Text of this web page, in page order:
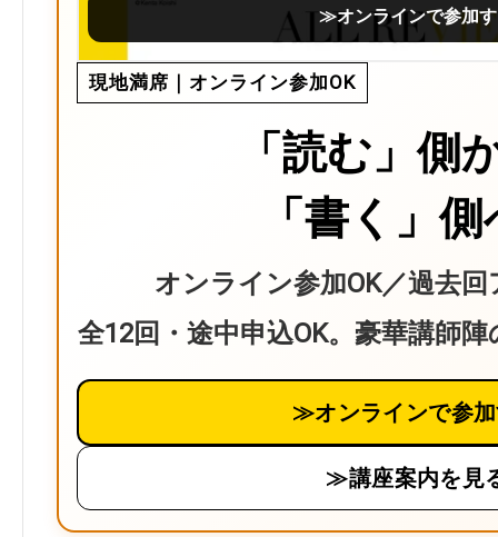
≫オンラインで参加
現地満席｜オンライン参加OK
「読む」側
「書く」
オンライン参加OK／過去
全12回・途中申込OK。豪華講師
≫オンラインで参
≫講座案内を見